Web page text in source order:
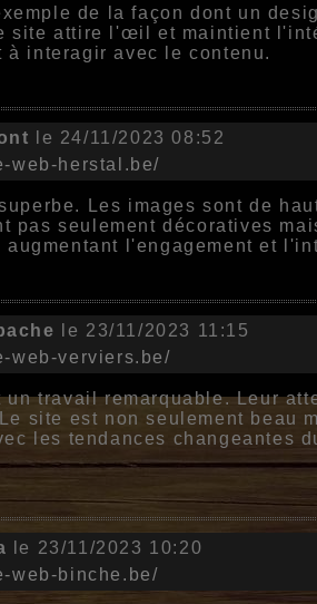
de la façon dont un
site attire l'œil et maintient
interagir avec le contenu.
le 24/11/2023 08:52
web-herstal.be/
Les images sont de
pas seulement décoratives
augmentant l'engagement et
le 23/11/2023 11:15
web-verviers.be/
travail remarquable. Leur
site est non seulement beau
les tendances changeantes
le 23/11/2023 10:20
web-binche.be/